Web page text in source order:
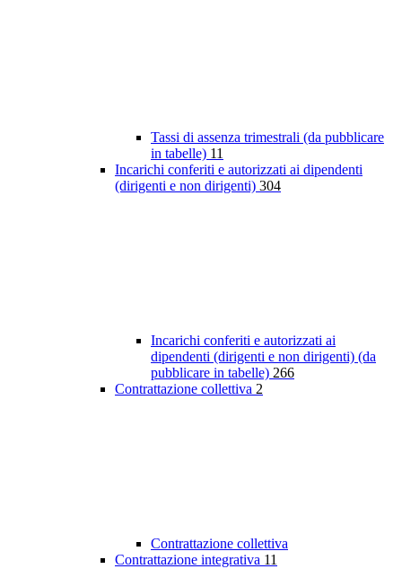
Tassi di assenza trimestrali (da pubblicare
in tabelle) 11
Incarichi conferiti e autorizzati ai dipendenti
(dirigenti e non dirigenti) 304
Incarichi conferiti e autorizzati ai
dipendenti (dirigenti e non dirigenti) (da
pubblicare in tabelle) 266
Contrattazione collettiva 2
Contrattazione collettiva
Contrattazione integrativa 11